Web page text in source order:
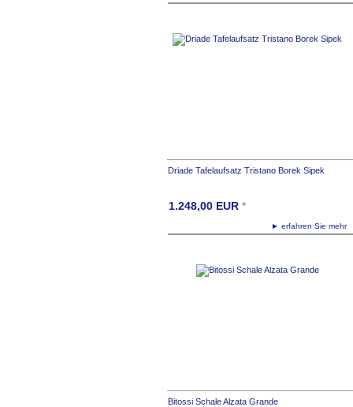
Driade Tafelaufsatz Tristano Borek Sipek
► erfahren Sie
1.248,00 EUR *
Bitossi Schale Alzata Grande